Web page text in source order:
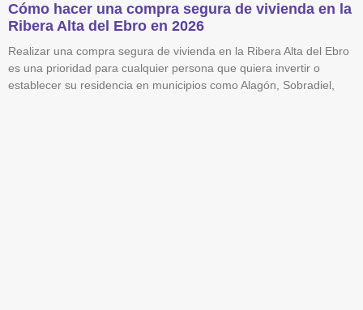
Cómo hacer una compra segura de vivienda en la
Ribera Alta del Ebro en 2026
Realizar una compra segura de vivienda en la Ribera Alta del Ebro
es una prioridad para cualquier persona que quiera invertir o
establecer su residencia en municipios como Alagón, Sobradiel,